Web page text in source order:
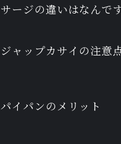
サージの違いはなんで
ジャップカサイの注意
パイパンのメリット